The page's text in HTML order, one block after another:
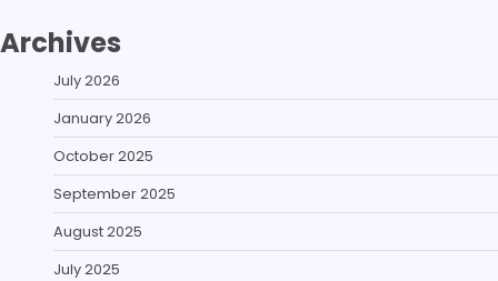
Archives
July 2026
January 2026
October 2025
September 2025
August 2025
July 2025